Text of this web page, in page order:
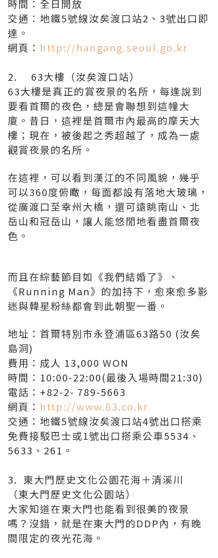
時間：全日開放
交通：地鐵5號線汝矣渡口站2、3號出口即
達。
網頁： http://hangang.seoul.go.kr
2. 63大樓（汝矣渡口站）
63大樓是真正的賞夜景的名所，每逢說到
要看首爾的夜色，總是會聯想到這幢大
廈。昔日，這裡是首爾市內最高的摩天大
樓；現在，被後起之秀超越了，成為一處
觀賞夜景的名所。
在這裡，可以看到漢江的不同風貌，幾乎
可以360度俯瞰，每面都設有落地大玻璃，
從廣渡口至幸州大橋，還可遠眺南山、北
岳山和冠岳山，讓人能悠閒地看盡首爾夜
色。
而且在綜藝節目如《我們結婚了》、
《Running Man》的加持下，愈來愈多影
迷與韓星粉絲都會到此朝聖一番。
地址：首爾特別市永登浦區63路50 (汝矣
島洞)
費用：成人 13,000 WON
時間：10:00-22:00(最後入場時間21:30)
電話：+82-2- 789-5663
網頁： http://www.63.co.kr
交通：地鐵5號線汝矣渡口站4號出口搭乘
免費接駁巴士或1號出口搭乘公車5534、
5633、261。
3. 東大門歷史文化公園花海＋清溪川
（東大門歷史文化公園站）
大家知道在東大門也能看到很美的夜景
嗎？沒錯，就是在東大門的DDP內，有晚
間限定的夜光花海。